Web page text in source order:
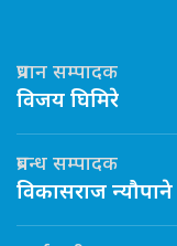
प्रधान सम्पादक
विजय घिमिरे
प्रबन्ध सम्पादक
विकासराज न्यौपाने